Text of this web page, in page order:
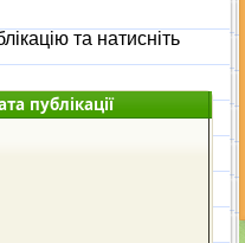
та натисніть
публікації